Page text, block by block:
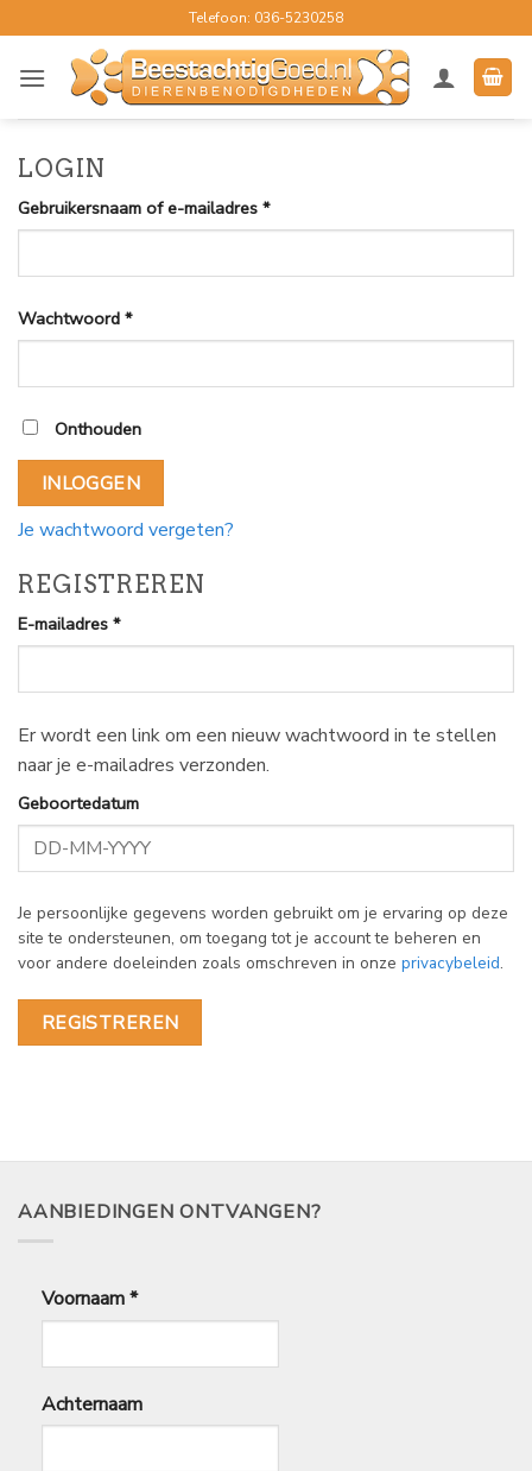
naar
inhoud
Telefoon: 036-5230258
LOGIN
Gebruikersnaam of e-mailadres *Vereist
Wachtwoord *Vereist
Onthouden
INLOGGEN
Je wachtwoord vergeten?
REGISTREREN
E-mailadres *Vereist
Er wordt een link om een nieuw wachtwoord in te stellen
naar je e-mailadres verzonden.
Geboortedatum
Je persoonlijke gegevens worden gebruikt om je ervaring op deze
site te ondersteunen, om toegang tot je account te beheren en
voor andere doeleinden zoals omschreven in onze privacybeleid.
REGISTREREN
AANBIEDINGEN ONTVANGEN?
Voornaam*
Achternaam